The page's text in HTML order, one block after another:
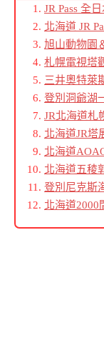
JR Pass 全
北海道 JR
旭山動物園
札幌電視塔
三井奧特萊
登別洞爺湖
JR北海道札
北海道JR塔
北海道
北海道五稜
登別尼克斯
北海道2000